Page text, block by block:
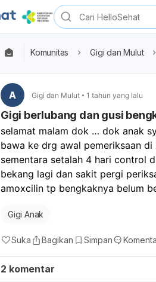
Komunitas Gigi dan Mulut
A Gigi dan Mulut 1 tahun yang lalu
Gigi berlubang dan gusi
selamat malam dok … dok anak
bawa ke drg awal pemeriksaan
sementara setalah 4 hari control
bekang lagi dan sakit pergi
amoxcilin tp bengkaknya belum
Gigi Anak
Suka Bagikan Simpan
2 komentar